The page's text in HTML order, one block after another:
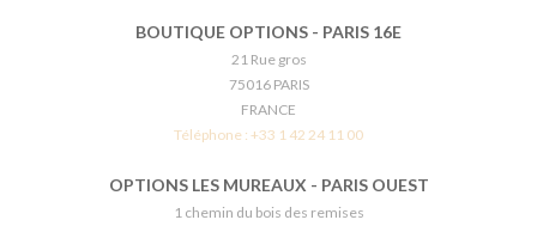
BOUTIQUE OPTIONS - PARIS 16E
21 Rue gros
75016 PARIS
FRANCE
Téléphone : +33 1 42 24 11 00
OPTIONS LES MUREAUX - PARIS OUEST
1 chemin du bois des remises